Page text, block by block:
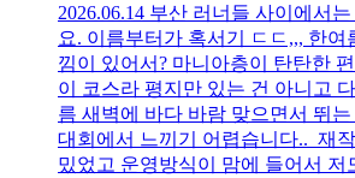
2026.06.14 부산 러너들 사이에서
요. 이름부터가 혹서기 ㄷㄷ,,, 한여
낌이 있어서? 마니아층이 탄탄한
이 코스라 평지만 있는 건 아니고
름 새벽에 바다 바람 맞으면서 뛰
대회에서 느끼기 어렵습니다.. 재
밌었고 운영방식이 맘에 들어서 저